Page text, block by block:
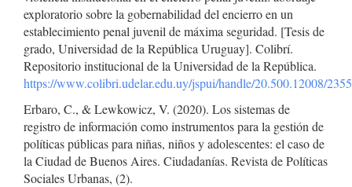
exploratorio sobre la gobernabilidad del encierro en un
establecimiento penal juvenil de máxima seguridad. [Tesis de
grado, Universidad de la República Uruguay]. Colibrí.
Repositorio institucional de la Universidad de la República.
https://www.colibri.udelar.edu.uy/jspui/handle/20.500.12008/
Erbaro, C., & Lewkowicz, V. (2020). Los sistemas de
registro de información como instrumentos para la gestión de
políticas públicas para niñas, niños y adolescentes: el caso de
la Ciudad de Buenos Aires. Ciudadanías. Revista de Políticas
Sociales Urbanas, (2).